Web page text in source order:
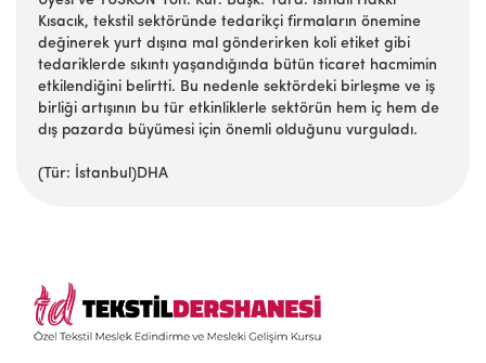
Kısacık, tekstil sektöründe tedarikçi firmaların önemine
değinerek yurt dışına mal gönderirken koli etiket gibi
tedariklerde sıkıntı yaşandığında bütün ticaret hacmimin
etkilendiğini belirtti. Bu nedenle sektördeki birleşme ve iş
birliği artışının bu tür etkinliklerle sektörün hem iç hem de
dış pazarda büyümesi için önemli olduğunu vurguladı.
(Tür: İstanbul)DHA